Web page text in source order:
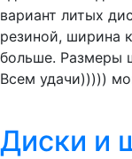
вариант литых
резиной, ширина
больше. Размеры
Всем удачи)))))
Диски и